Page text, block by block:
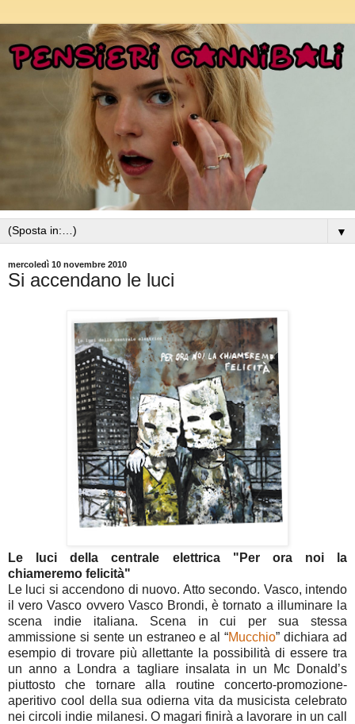
▼
mercoledì 10 novembre 2010
Si accendano le luci
Le luci della centrale elettrica "Per ora noi la
chiameremo felicità"
Le luci si accendono di nuovo. Atto secondo. Vasco, intendo
il vero Vasco ovvero Vasco Brondi, è tornato a illuminare la
scena indie italiana. Scena in cui per sua stessa
ammissione si sente un estraneo e al “Mucchio” dichiara ad
esempio di trovare più allettante la possibilità di essere tra
un anno a Londra a tagliare insalata in un Mc Donald’s
piuttosto che tornare alla routine concerto-promozione-
aperitivo cool della sua odierna vita da musicista celebrato
nei circoli indie milanesi. O magari finirà a lavorare in un call